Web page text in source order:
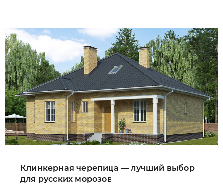
Клинкерная черепица — лучший выбор
для русских морозов